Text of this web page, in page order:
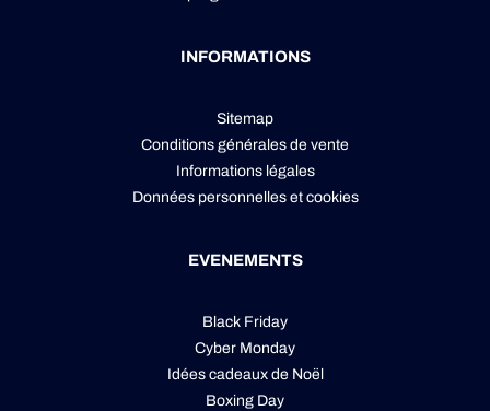
INFORMATIONS
Sitemap
Conditions générales de vente
Informations légales
Données personnelleset cookies
EVENEMENTS
Black Friday
Cyber Monday
Idées cadeaux de Noël
Boxing Day